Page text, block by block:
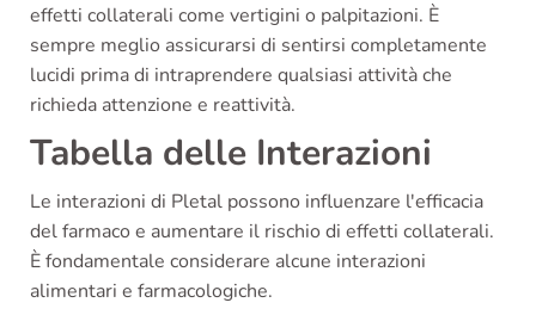
effetti collaterali come vertigini o palpitazioni. È
sempre meglio assicurarsi di sentirsi completamente
lucidi prima di intraprendere qualsiasi attività che
richieda attenzione e reattività.
Tabella delle Interazioni
Le interazioni di Pletal possono influenzare l'efficacia
del farmaco e aumentare il rischio di effetti collaterali.
È fondamentale considerare alcune interazioni
alimentari e farmacologiche.